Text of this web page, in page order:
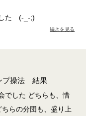
た (-_-;)
続きを見る
プ操法 結果
でした どちらも、惜
らの分団も、盛り上